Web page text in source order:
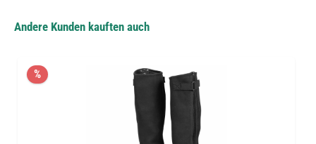
Andere Kunden kauften auch
%